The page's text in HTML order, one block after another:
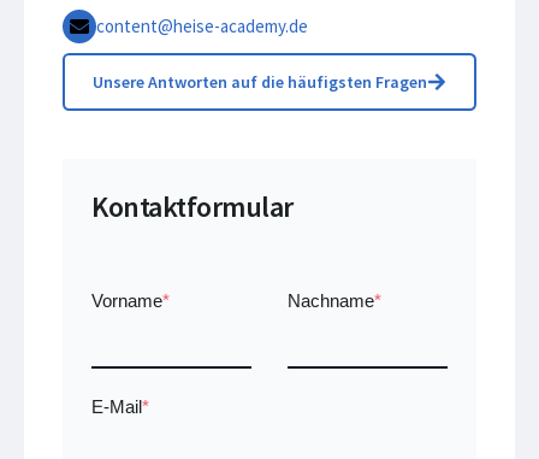
content@heise-academy.de
Unsere Antworten auf die häufigsten Fragen
Kontaktformular
Vorname* Nachname*
E-Mail*